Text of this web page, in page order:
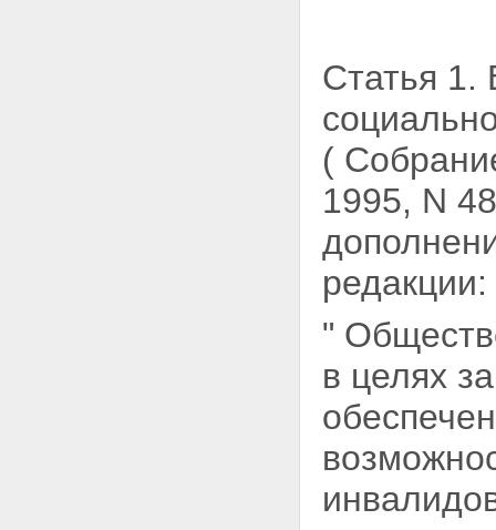
Статья 1.
(
1995, N
редакции:
"
в целях